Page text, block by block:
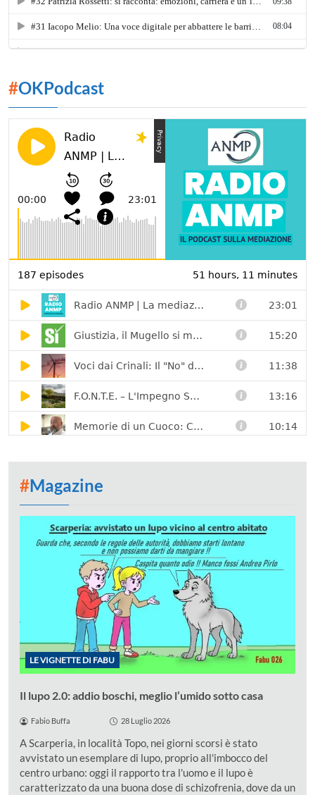
#OKPodcast
#Magazine
LE VIGNETTE DI FABU
Il lupo 2.0: addio boschi, meglio l’umido sotto casa
Fabio Buffa 28 Luglio 2026
A Scarperia, in località Topo, nei giorni scorsi è stato
avvistato un esemplare di lupo, proprio all'imbocco del
centro urbano: oggi il rapporto tra l'uomo e il lupo è
caratterizzato da una buona dose di schizofrenia, dove da un